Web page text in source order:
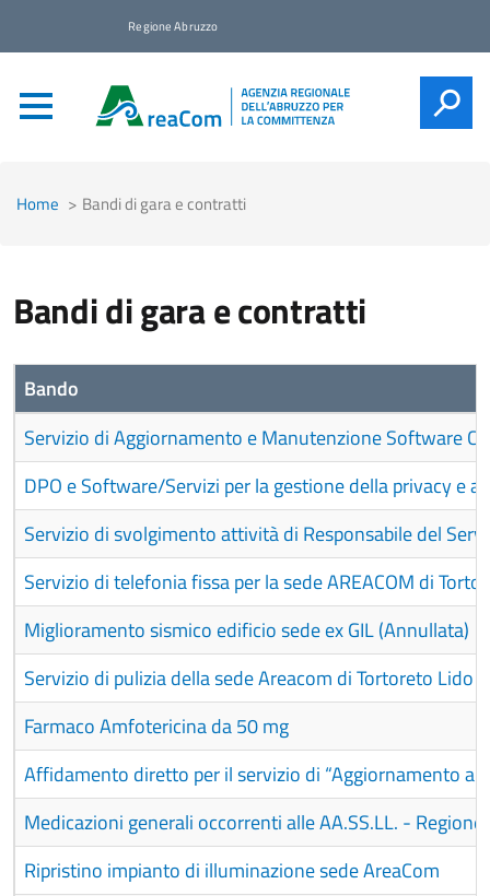
Regione Abruzzo
Home Bandi di gara e contratti
Bandi di gara e contratti
Bando
Servizio di Aggiornamento e Manutenzione Software
DPO e Software/Servizi per la gestione della privacy e
Servizio di svolgimento attività di Responsabile del
Servizio di telefonia fissa per la sede AREACOM di
Miglioramento sismico edificio sede ex GIL (Annullata)
Servizio di pulizia della sede Areacom di Tortoreto Lido
Farmaco Amfotericina da 50 mg
Affidamento diretto per il servizio di “Aggiornamento
Medicazioni generali occorrenti alle AA.SS.LL. -
Ripristino impianto di illuminazione sede AreaCom